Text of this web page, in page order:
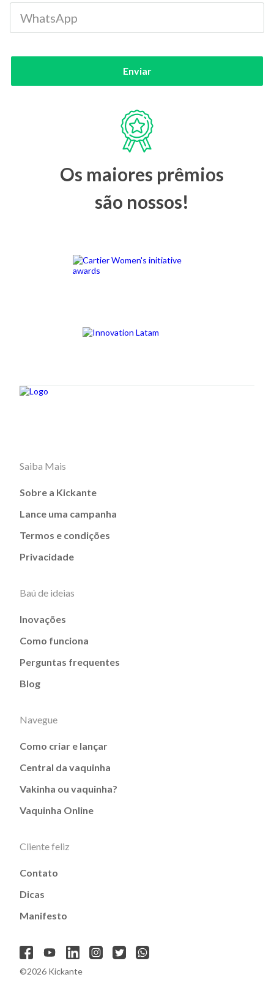
Enviar
Os maiores prêmios
são nossos!
Saiba Mais
Sobre a Kickante
Lance uma campanha
Termos e condições
Privacidade
Baú de ideias
Inovações
Como funciona
Perguntas frequentes
Blog
Navegue
Como criar e lançar
Central da vaquinha
Vakinha ou vaquinha?
Vaquinha Online
Cliente feliz
Contato
Dicas
Manifesto
©2026 Kickante